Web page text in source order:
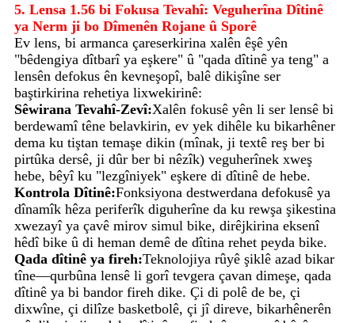
5. Lensa 1.56 bi Fokusa Tevahî: Veguherîna Dîtinê
ya Nerm ji bo Dîmenên Rojane û Sporê
Ev lens, bi armanca çareserkirina xalên êşê yên
"bêdengiya dîtbarî ya eşkere" û "qada dîtinê ya teng" a
lensên defokus ên kevneşopî, balê dikişîne ser
baştirkirina rehetiya lixwekirinê:
Sêwirana Tevahî-Zevî:Xalên fokusê yên li ser lensê bi
berdewamî têne belavkirin, ev yek dihêle ku bikarhêner
dema ku tiştan temaşe dikin (mînak, ji textê reş ber bi
pirtûka dersê, ji dûr ber bi nêzîk) veguherînek xweş
hebe, bêyî ku "lezgîniyek" eşkere di dîtinê de hebe.
Kontrola Dîtinê:Fonksiyona destwerdana defokusê ya
dînamîk hêza periferîk diguherîne da ku rewşa şikestina
xwezayî ya çavê mirov simul bike, dirêjkirina eksenî
hêdî bike û di heman demê de dîtina rehet peyda bike.
Qada dîtinê ya fireh:Teknolojiya rûyê şiklê azad bikar
tîne—qurbûna lensê li gorî tevgera çavan dimeşe, qada
dîtinê ya bi bandor fireh dike. Çi di polê de be, çi
dixwîne, çi dilîze basketbolê, çi jî direve, bikarhênerên